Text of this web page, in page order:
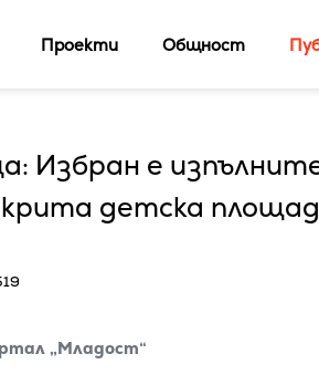
Проекти Общност
Избран е
детска
„Младост“